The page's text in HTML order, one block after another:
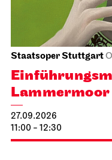
Staatsoper Stuttgart
Lammermoor
27.09.2026
11:00 - 12:30